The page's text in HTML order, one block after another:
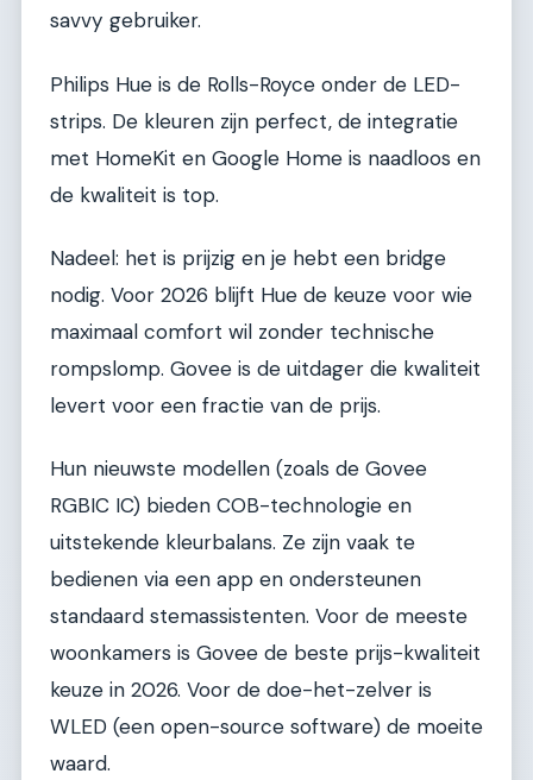
savvy gebruiker.
Philips Hue is de Rolls-Royce onder de LED-
strips. De kleuren zijn perfect, de integratie
met HomeKit en Google Home is naadloos en
de kwaliteit is top.
Nadeel: het is prijzig en je hebt een bridge
nodig. Voor 2026 blijft Hue de keuze voor wie
maximaal comfort wil zonder technische
rompslomp. Govee is de uitdager die kwaliteit
levert voor een fractie van de prijs.
Hun nieuwste modellen (zoals de Govee
RGBIC IC) bieden COB-technologie en
uitstekende kleurbalans. Ze zijn vaak te
bedienen via een app en ondersteunen
standaard stemassistenten. Voor de meeste
woonkamers is Govee de beste prijs-kwaliteit
keuze in 2026. Voor de doe-het-zelver is
WLED (een open-source software) de moeite
waard.